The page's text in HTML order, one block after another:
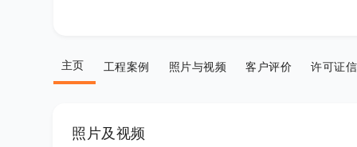
主页 工程案例 照片与视频 客户评价 许可证
照片及视频